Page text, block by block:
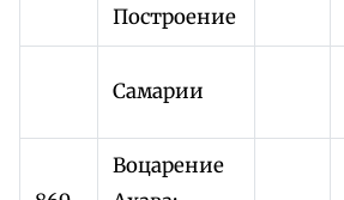
Построение
Самарии
Воцарение